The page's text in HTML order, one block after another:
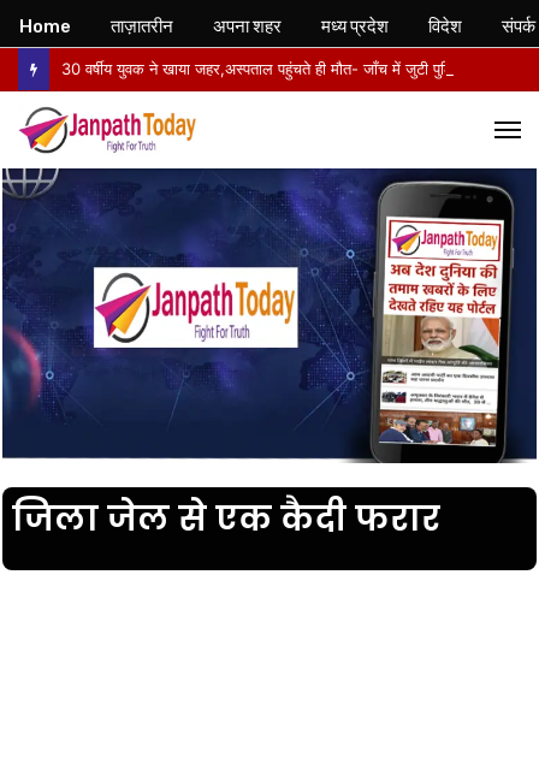
30 वर्षीय युवक ने खाया जहर,अस्पताल पहुंचते ही मौत- जाँच में जुटी पुलिस
जिला जेल से एक कैदी फरार
Home ताज़ातरीन अपना शहर मध्य प्रदेश विदेश संपर्क